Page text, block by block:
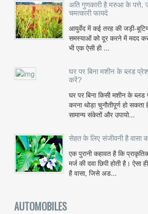
अति गुणकारी है मरुआ के पत्ते,
चमत्कारी फायदे
आयुर्वेद में कई तरह की जड़ी-
समस्याओं को दूर करने में मदद
भी एक ऐसी ही ...
घर पर बिना मशीन के ब्लड
करें?
घर पर बिना किसी मशीन के
करना थोड़ा चुनौतीपूर्ण हो
सामान्य संकेतों और उपायो...
सेहत के लिए संजीवनी है वासा
एक पुरानी कहावत है कि
मर्ज की दवा छिपी होती है। ऐसा
है वासा, जिसे अड...
AUTOMOBILES